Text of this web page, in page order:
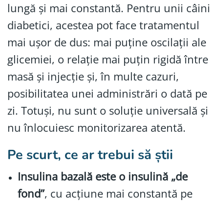
lungă și mai constantă. Pentru unii câini
diabetici, acestea pot face tratamentul
mai ușor de dus: mai puține oscilații ale
glicemiei, o relație mai puțin rigidă între
masă și injecție și, în multe cazuri,
posibilitatea unei administrări o dată pe
zi. Totuși, nu sunt o soluție universală și
nu înlocuiesc monitorizarea atentă.
Pe scurt, ce ar trebui să știi
Insulina bazală este o insulină „de
fond”, cu acțiune mai constantă pe